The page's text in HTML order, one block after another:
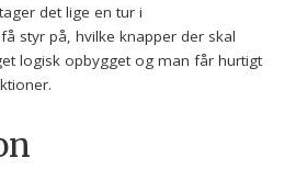
det lige en tur i
styr på, hvilke knapper der skal
logisk opbygget og man får hurtigt